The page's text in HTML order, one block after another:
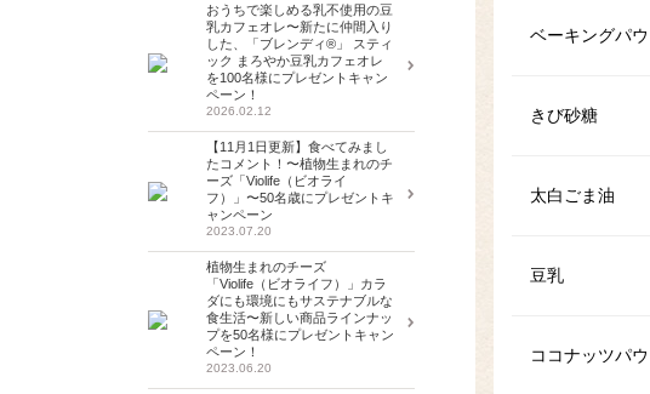
ベーキングパ
きび砂糖
太白ごま油
豆乳
ココナッツパ
おうちで楽しめる乳不使用の豆
乳カフェオレ〜新たに仲間入り
した、「ブレンディ®」 スティ
ック まろやか豆乳カフェオレ
を100名様にプレゼントキャン
ペーン！
2026.02.12
【11月1日更新】食べてみまし
たコメント！〜植物生まれのチ
ーズ「Violife（ビオライ
フ）」〜50名歳にプレゼントキ
ャンペーン
2023.07.20
植物生まれのチーズ
「Violife（ビオライフ）」カラ
ダにも環境にもサステナブルな
食生活〜新しい商品ラインナッ
プを50名様にプレゼントキャン
ペーン！
2023.06.20